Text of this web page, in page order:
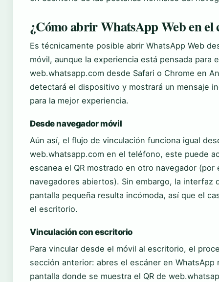
¿Cómo abrir WhatsApp Web en el
Es técnicamente posible abrir WhatsApp Web
móvil, aunque la experiencia está pensada para
web.whatsapp.com desde Safari o Chrome en
detectará el dispositivo y mostrará un mensaje
para la mejor experiencia.
Desde navegador móvil
Aún así, el flujo de vinculación funciona igual
web.whatsapp.com en el teléfono, este puede
escanea el QR mostrado en otro navegador
navegadores abiertos). Sin embargo, la interfaz
pantalla pequeña resulta incómoda, así que el
el escritorio.
Vinculación con escritorio
Para vincular desde el móvil al escritorio, el
sección anterior: abres el escáner en WhatsApp
pantalla donde se muestra el QR de